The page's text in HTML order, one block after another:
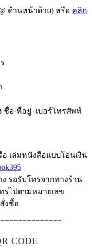
ด้านหน้าด้วย) หรือ คลิก
อ-ที่อยู่ -เบอร์โทรศัพท์
เล่มหนังสือแบบโอนเงิน
รอรับโทรจากทางร้าน
รไปตามหมายเลข
งซื้อ
CODE